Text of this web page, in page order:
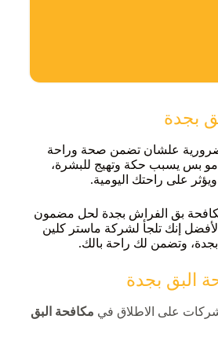
بجدة
علشان تضمن صحة وراحة
مو بس يسبب حكة وتهيج للبشرة،
على راحتك اليومية.
بق الفراش بجدة لحل مضمون
إنك تلجأ لشركة ماستر كلين
وتضمن لك راحة بالك.
البق بجدة
على الاطلاق في مكافحة البق